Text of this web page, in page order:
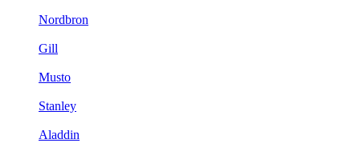
Nordbron
Gill
Musto
Stanley
Aladdin